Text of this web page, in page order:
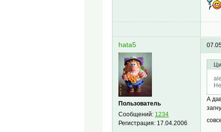
hata5
Пользователь
Сообщений: 1234
Регистрация: 17.04.2006
А